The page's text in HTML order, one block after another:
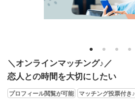
1 2 3 4
＼オンラインマッチング♪／
恋人との時間を大切にしたい
プロフィール閲覧が可能 マッチング投票付き♪